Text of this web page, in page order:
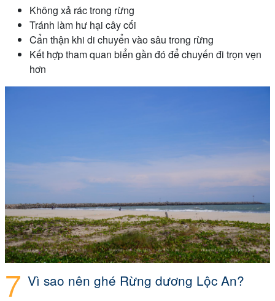
Không xả rác trong rừng
Tránh làm hư hại cây cối
Cẩn thận khi di chuyển vào sâu trong rừng
Kết hợp tham quan biển gần đó để chuyến đi trọn vẹn
hơn
Vì sao nên ghé Rừng dương Lộc An?